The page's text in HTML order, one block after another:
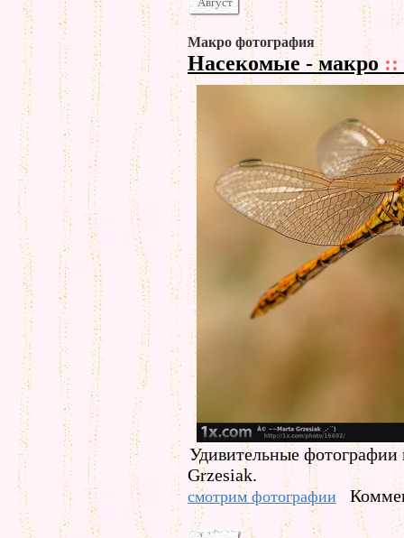
Макро фотография
Насекомые - макро ::
Удивительные
Grzesiak.
смотрим фотографии